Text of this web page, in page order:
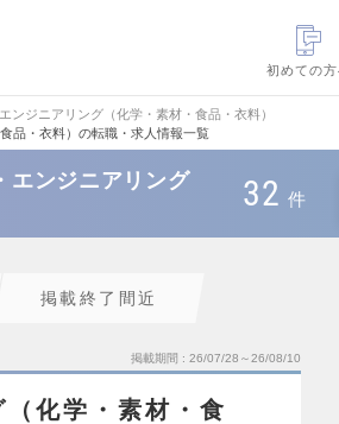
初めての方
ンジニアリング（化学・素材・食品・衣料）
品・衣料）の転職・求人情報一覧
エンジニアリング
32 件
掲載終了間近
掲載期間 26/07/28～26/08/10
化学・素材・食